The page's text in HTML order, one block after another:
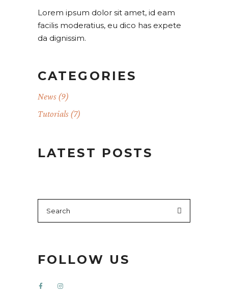
Lorem ipsum dolor sit amet, id eam
facilis moderatius, eu dico has expete
da dignissim.
CATEGORIES
News (9)
Tutorials (7)
LATEST POSTS
Search
for:
FOLLOW US